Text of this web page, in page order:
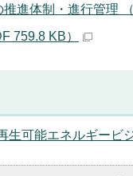
進体制・進行管理
759.8 KB）
生可能エネルギービ